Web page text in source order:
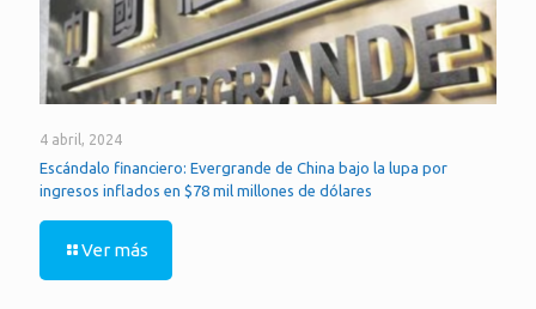
4 abril, 2024
Escándalo financiero: Evergrande de China bajo la lupa por
ingresos inflados en $78 mil millones de dólares
Ver más